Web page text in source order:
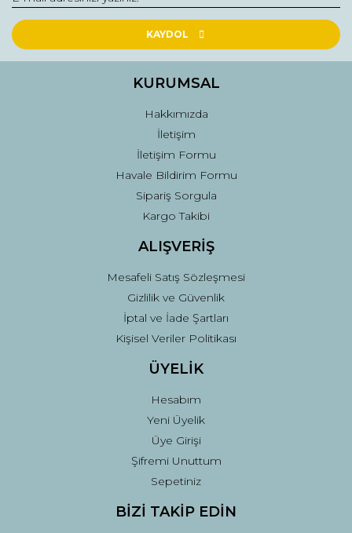
Gönder
KAYDOL
KURUMSAL
Hakkımızda
İletişim
İletişim Formu
Havale Bildirim Formu
Sipariş Sorgula
Kargo Takibi
ALIŞVERİŞ
Mesafeli Satış Sözleşmesi
Gizlilik ve Güvenlik
İptal ve İade Şartları
Kişisel Veriler Politikası
ÜYELİK
Hesabım
Yeni Üyelik
Üye Girişi
Şifremi Unuttum
Sepetiniz
BİZİ TAKİP EDİN